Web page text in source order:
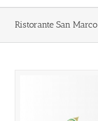
Ristorante San Marco